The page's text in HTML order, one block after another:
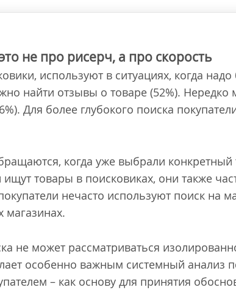
не про рисерч, а про скорость
используют в ситуациях, когда
найти отзывы о товаре (52%).
Для более глубокого поиска
когда уже выбрали
ищут товары в поисковиках, они также
нечасто используют поиск на
магазинах.
не может рассматриваться
особенно важным системный анализ
– как основу для принятия